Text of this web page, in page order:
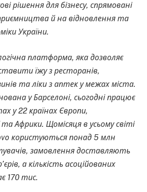
рішення для бізнесу, спрямовані
й на відновлення та
України.
платформа, яка дозволяє
їжу з ресторанів,
та ліки з аптек у межах міста.
у Барселоні, сьогодні працює
у 22 країнах Європи,
та Африки. Щомісяця в усьому світі
користуються понад 5 млн
замовлення доставляють
а кількість асоційованих
170 тис.